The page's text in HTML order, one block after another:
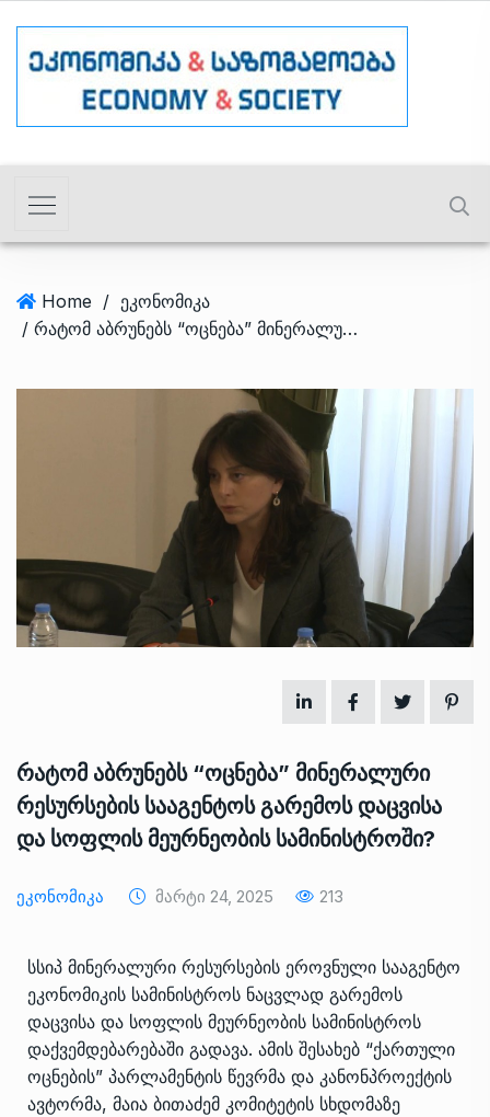
Home / ეკონომიკა
/ რატომ აბრუნებს “ოცნება” მინერალური რესურსების სააგენტოს გარემოს დაცვისა და სოფლის მეურნეობის სამინისტროში?
რატომ აბრუნებს “ოცნება” მინერალური
რესურსების სააგენტოს გარემოს დაცვისა
და სოფლის მეურნეობის სამინისტროში?
Ეკონომიკა Მარტი 24, 2025 213
სსიპ მინერალური რესურსების ეროვნული სააგენტო
ეკონომიკის სამინისტროს ნაცვლად გარემოს
დაცვისა და სოფლის მეურნეობის სამინისტროს
დაქვემდებარებაში გადავა. ამის შესახებ “ქართული
ოცნების” პარლამენტის წევრმა და კანონპროექტის
ავტორმა, მაია ბითაძემ კომიტეტის სხდომაზე